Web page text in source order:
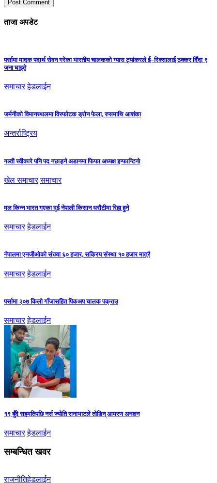
ताजा अपडेट
पर्सामा मादक पदार्थ सेवन गरेका भारतीय चालकको ग्यास ट्यांकरले ई–रिक्सालाई ठक्कर दिँदा ९
जना घाइते
समाचार हेडलाईन
जर्मनीको विमानस्थलमा विस्फोटक ड्रोन फेला, रुसमाथि आशंका
अन्तर्राष्ट्रिय
गल्ती स्वीकारे पनि पद नछाड्ने अडानमा फिफा अध्यक्ष इन्फान्टिनो
खेल समाचार समाचार
मल किन्न भारत गएका दुई नेपाली किसान धरौटीमा रिहा हुने
समाचार हेडलाईन
नेपालमा एनजीओको संख्या ६० हजार, सक्रिय संस्था १० हजार मात्रै
समाचार हेडलाईन
पर्सामा २०७ किलो गाँजासहित पिकअप चालक पक्राउ
समाचार हेडलाईन
१९ बुँदे सहमतिपछि नर्स ज्योति रानाभाटले तोडिन् आमरण अनशन
समाचार हेडलाईन
सम्बन्धित खवर
राजनीतिहेडलाईन